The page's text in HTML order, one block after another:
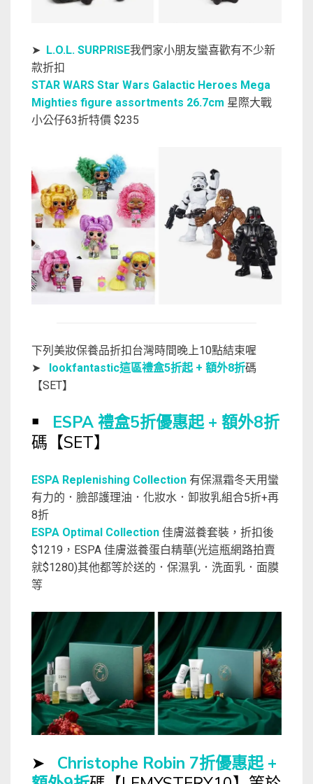
➤ L.O.L. SURPRISE我們家小朋友蠻喜歡有不少新
款折扣
STAR WARS Star Wars Galactic Heroes Mega
Mighties figure assortments 26.7cm 星際大戰
小公仔63折特價 $235
下列美妝保養品折扣台灣時間晚上10點結束喔
➤ lookfantastic這區禮盒5折起 + 額外8折碼
【SET】
￭ ESPA 禮盒5折優惠起 + 額外8折
碼【SET】
ESPA Replenishing Collection 有保濕霜冬天用蠻
有力的．臉部護理油．化妝水．卸妝乳組合5折+再
8折
ESPA Optimal Collection 佳膚滋養套裝，折扣後
$1219，ESPA 佳膚滋養蛋白精華(光這瓶網路拍賣
就$1280)其他都等於送的．保濕乳．洗面乳．面膜
等
➤ Christophe Robin 7折優惠起 +